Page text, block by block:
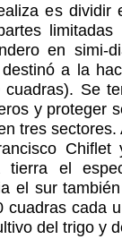
es dividir
en simi-
a la
Se
y proteger
tres
Chiflet
tierra el
el sur
cuadras cada
del trigo y